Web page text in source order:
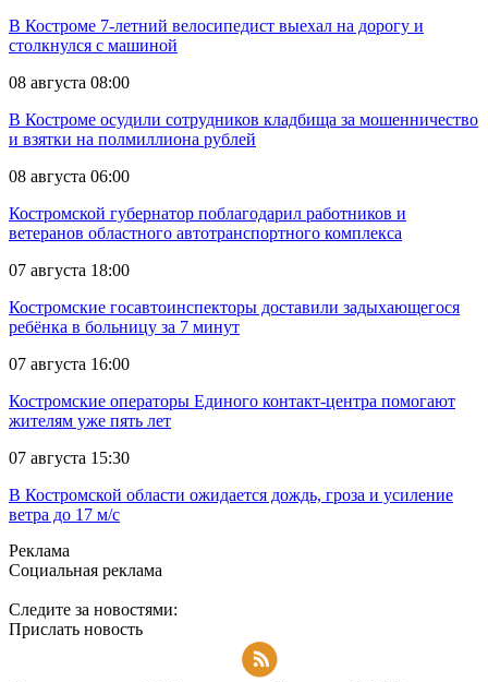
В Костроме 7-летний велосипедист выехал на дорогу и
столкнулся с машиной
08 августа 08:00
В Костроме осудили сотрудников кладбища за мошенничество
и взятки на полмиллиона рублей
08 августа 06:00
Костромской губернатор поблагодарил работников и
ветеранов областного автотранспортного комплекса
07 августа 18:00
Костромские госавтоинспекторы доставили задыхающегося
ребёнка в больницу за 7 минут
07 августа 16:00
Костромские операторы Единого контакт-центра помогают
жителям уже пять лет
07 августа 15:30
В Костромской области ожидается дождь, гроза и усиление
ветра до 17 м/с
Реклама
Социальная реклама
Следите за новостями:
Прислать новость